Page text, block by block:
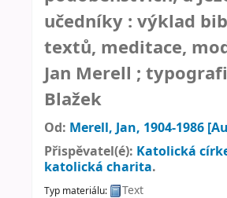
učedníky : výklad
textů, meditace,
Jan Merell ;
Blažek
Od: Merell, Jan, 1904-1986
Přispěvatel(é): Katolická
katolická charita.
Typ materiálu: Text